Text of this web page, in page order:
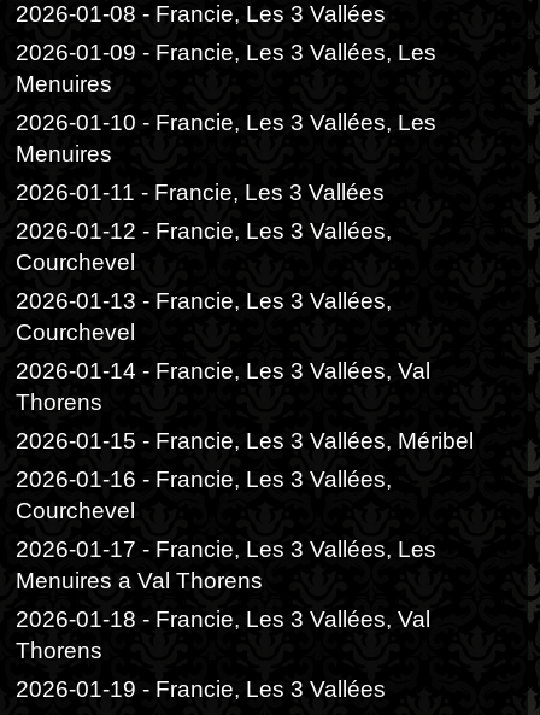
2026-01-08 - Francie, Les 3 Vallées
2026-01-09 - Francie, Les 3 Vallées, Les
Menuires
2026-01-10 - Francie, Les 3 Vallées, Les
Menuires
2026-01-11 - Francie, Les 3 Vallées
2026-01-12 - Francie, Les 3 Vallées,
Courchevel
2026-01-13 - Francie, Les 3 Vallées,
Courchevel
2026-01-14 - Francie, Les 3 Vallées, Val
Thorens
2026-01-15 - Francie, Les 3 Vallées, Méribel
2026-01-16 - Francie, Les 3 Vallées,
Courchevel
2026-01-17 - Francie, Les 3 Vallées, Les
Menuires a Val Thorens
2026-01-18 - Francie, Les 3 Vallées, Val
Thorens
2026-01-19 - Francie, Les 3 Vallées